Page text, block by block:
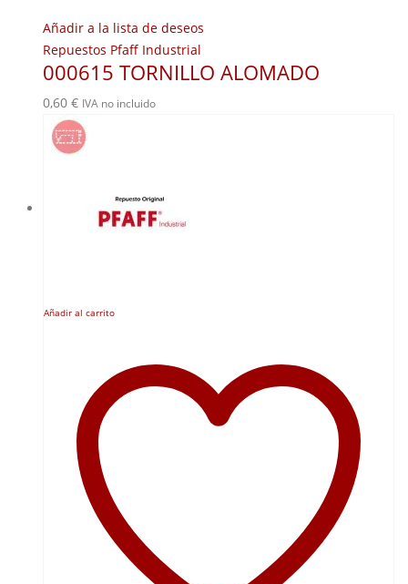
Añadir a la lista de deseos
Repuestos Pfaff Industrial
000615 TORNILLO ALOMADO
0,60 € IVA no incluido
Añadir al carrito